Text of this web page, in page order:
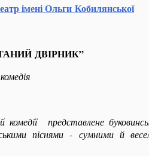
імені Ольги Кобилянської
ДВІРНИК”
комедія
комедії представлене
піснями - сумними й